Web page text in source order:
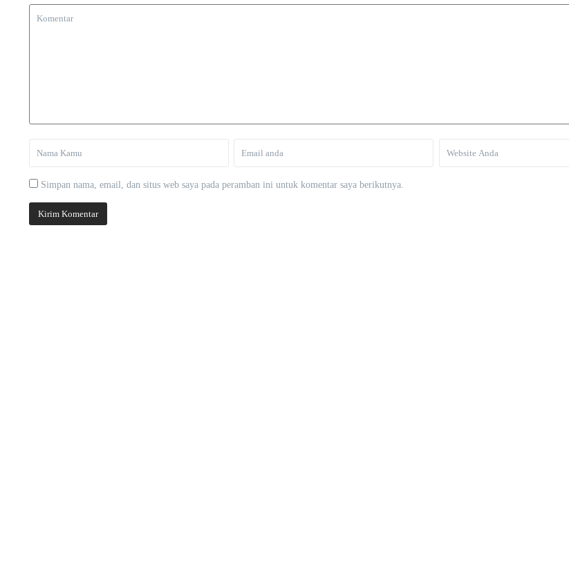
Simpan nama, email, dan situs web saya pada peramban ini untuk komentar saya berikutnya.